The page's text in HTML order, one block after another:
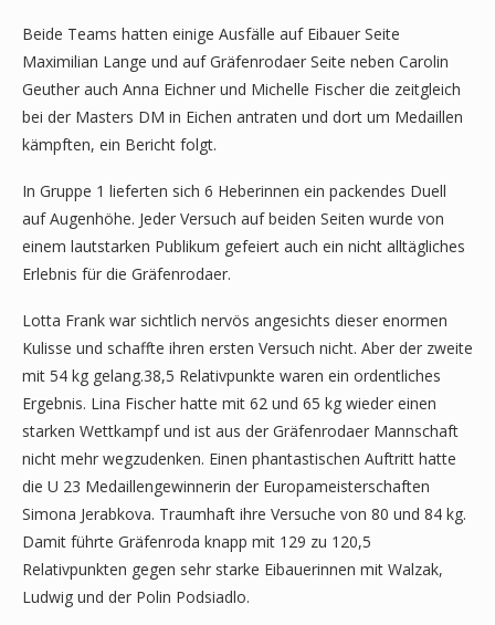
Beide Teams hatten einige Ausfälle auf Eibauer Seite
Maximilian Lange und auf Gräfenrodaer Seite neben Carolin
Geuther auch Anna Eichner und Michelle Fischer die zeitgleich
bei der Masters DM in Eichen antraten und dort um Medaillen
kämpften, ein Bericht folgt.
In Gruppe 1 lieferten sich 6 Heberinnen ein packendes Duell
auf Augenhöhe. Jeder Versuch auf beiden Seiten wurde von
einem lautstarken Publikum gefeiert auch ein nicht alltägliches
Erlebnis für die Gräfenrodaer.
Lotta Frank war sichtlich nervös angesichts dieser enormen
Kulisse und schaffte ihren ersten Versuch nicht. Aber der zweite
mit 54 kg gelang.38,5 Relativpunkte waren ein ordentliches
Ergebnis. Lina Fischer hatte mit 62 und 65 kg wieder einen
starken Wettkampf und ist aus der Gräfenrodaer Mannschaft
nicht mehr wegzudenken. Einen phantastischen Auftritt hatte
die U 23 Medaillengewinnerin der Europameisterschaften
Simona Jerabkova. Traumhaft ihre Versuche von 80 und 84 kg.
Damit führte Gräfenroda knapp mit 129 zu 120,5
Relativpunkten gegen sehr starke Eibauerinnen mit Walzak,
Ludwig und der Polin Podsiadlo.